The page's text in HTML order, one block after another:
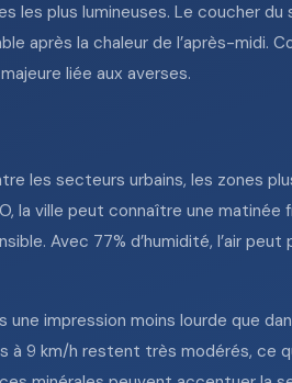
les plus lumineuses. Le coucher du
après la chaleur de l’après-midi.
liée aux averses.
les secteurs urbains, les zones
la ville peut connaître une
Avec 77% d’humidité, l’air
impression moins lourde que
9 km/h restent très modérés, ce